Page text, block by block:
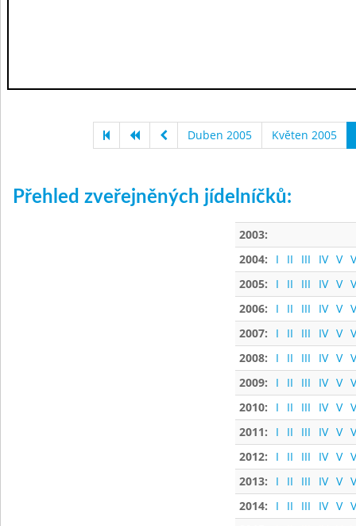
Duben 2005 Květen 2005
Přehled zveřejněných jídelníčků:
2003:
2004:
I II III IV V
2005:
I II III IV V
2006:
I II III IV V
2007:
I II III IV V
2008:
I II III IV V
2009:
I II III IV V
2010:
I II III IV V
2011:
I II III IV V
2012:
I II III IV V
2013:
I II III IV V
2014:
I II III IV V